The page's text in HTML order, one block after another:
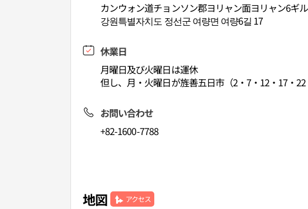
カンウォン道チョンソン郡ヨリャン面ヨリャン6ギ
강원특별자치도 정선군 여량면 여량6길 17
休業日
月曜日及び火曜日は運休
但し、月・火曜日が旌善五日市（2・7・12・17・
お問い合わせ
+82-1600-7788
地図 アクセス